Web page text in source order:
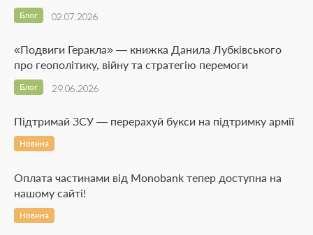
02.07.2026
Блог
«Подвиги Геракла» — книжка Данила Лубківського
про геополітику, війну та стратегію перемоги
29.06.2026
Блог
Підтримай ЗСУ — перерахуй букси на підтримку армії
Новина
Оплата частинами від Monobank тепер доступна на
нашому сайті!
Новина